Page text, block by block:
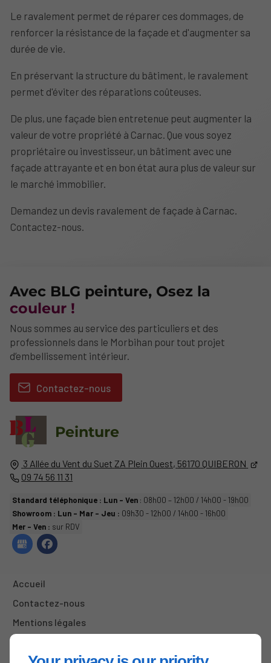
Le ravalement permet de réparer ces dommages, de
renforcer la résistance de la façade et d'augmenter sa
durée de vie.
En préservant la structure du bâtiment, le ravalement
permet d'éviter des réparations coûteuses.
De plus, une façade bien entretenue peut augmenter la
valeur de votre propriété à Carnac. Que vous soyez
propriétaire ou investisseur, un bâtiment avec une
façade attrayante et en bon état aura plus de valeur sur
le marché immobilier.
Demandez un devis ravalement de façade à Carnac.
Contactez-nous.
Peinture
3 Allée du Vent du Suet ZA Plein Ouest, 56170 QUIBERON
09 74 56 11 31
Standard téléphonique : Lun - Ven : 08h00 – 12h00 / 14h00 - 19h00
Showroom : Lun - Mar - Jeu : 09h30 - 12h00 / 14h00 - 16h00
Mer - Ven : sur RDV
Accueil
Contactez-nous
Mentions légales
Avec BLG peinture, Osez la
couleur !
Nous sommes au service des particuliers et des
professionnels dans le Morbihan pour tout projet
d’embellissement intérieur.
Contactez-nous